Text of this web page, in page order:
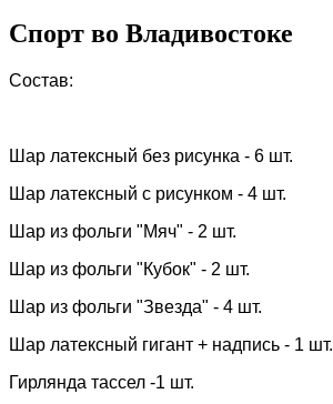
Спорт во Владивостоке
Состав:
Шар латексный без рисунка - 6 шт.
Шар латексный с рисунком - 4 шт.
Шар из фольги "Мяч" - 2 шт.
Шар из фольги "Кубок" - 2 шт.
Шар из фольги "Звезда" - 4 шт.
Шар латексный гигант + надпись - 1 шт.
Гирлянда тассел -1 шт.